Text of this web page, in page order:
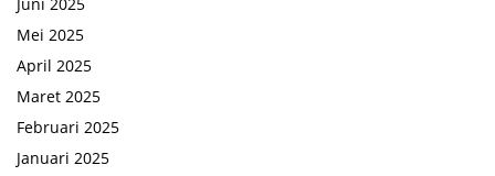
Mei 2025
April 2025
Maret 2025
Februari 2025
Januari 2025